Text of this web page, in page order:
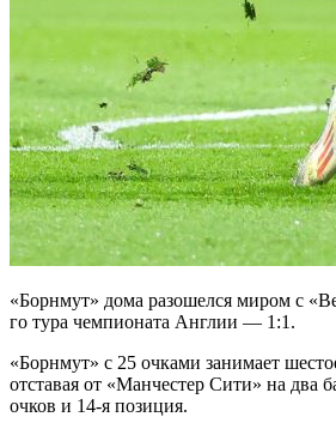
«Борнмут» дома разошелся миром с
го тура чемпионата Англии — 1:1.
«Борнмут» с 25 очками занимает
отставая от «Манчестер Сити» на два
очков и 14-я позиция.